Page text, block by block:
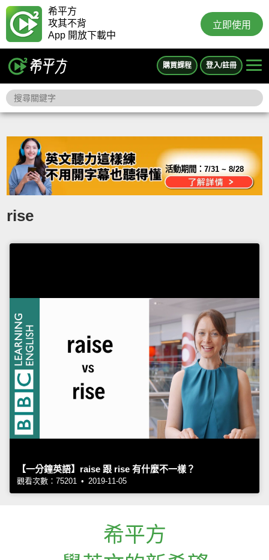
希平方
攻其不背
App 開放下載中
立即使用
購買課程 登入/註冊
活動期間：7/31 ~ 8/28
rise
【一分鐘英語】raise 跟 rise 有什麼不一樣？
觀看次數：75201 • 2019-11-05
希平方